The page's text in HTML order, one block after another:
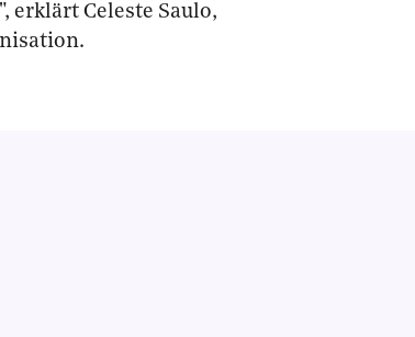
erklärt Celeste Saulo,